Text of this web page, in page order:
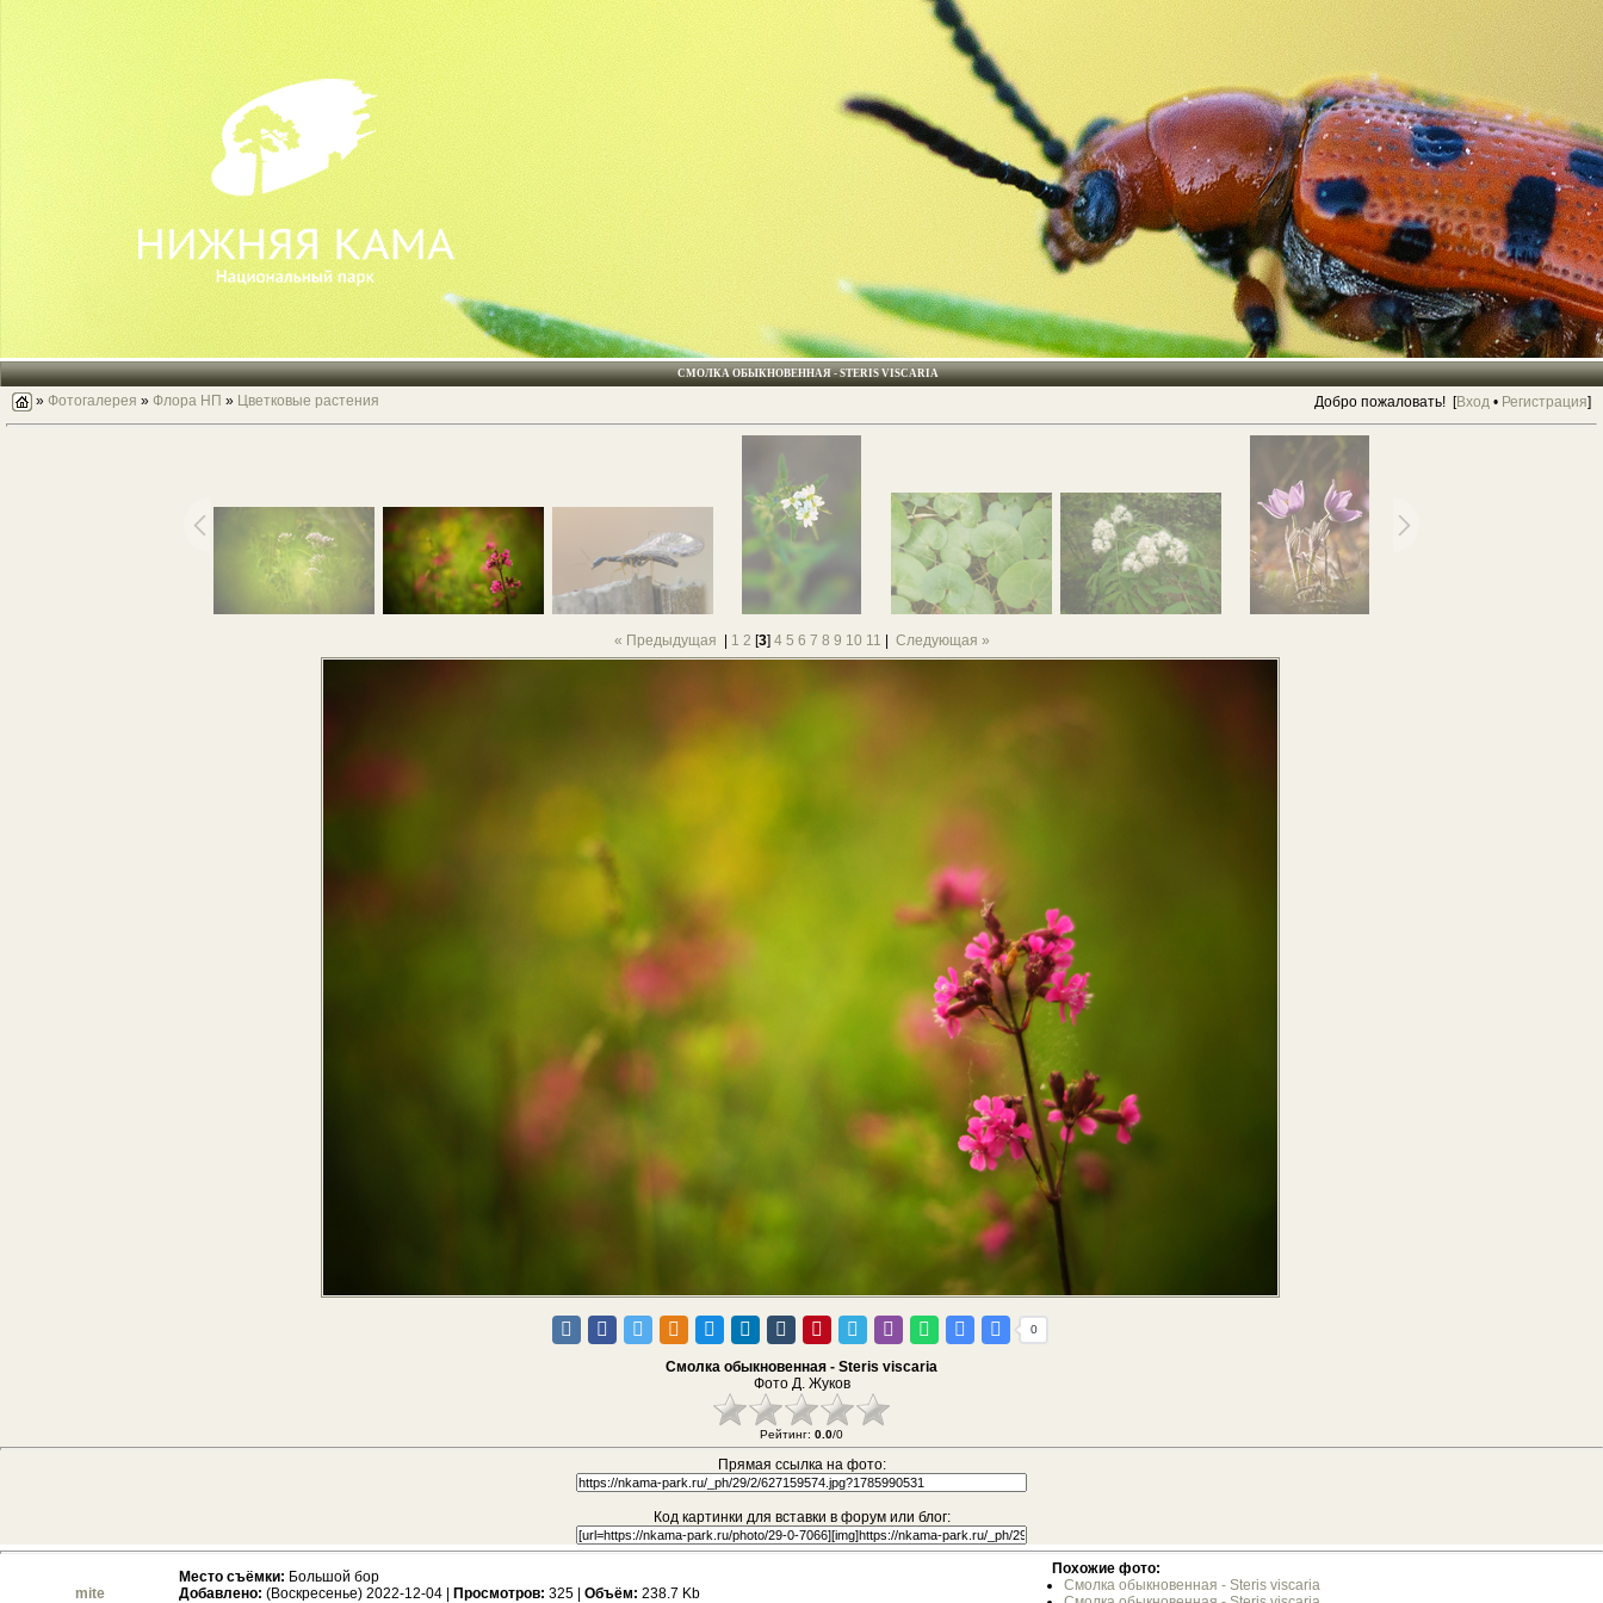
СМОЛКА ОБЫКНОВЕННАЯ - STERIS VISCARIA
» Фотогалерея » Флора НП » Цветковые растения Добро пожаловать! [Вход • Регистрация]
« Предыдущая 1 2 [3] 4 5 6 7 8 9 10 11 Следующая »
0
Смолка обыкновенная - Steris viscaria
Фото Д. Жуков
Рейтинг: 0.0/0
Прямая ссылка на фото:
Код картинки для вставки в форум или блог:
mite
Место съёмки: Большой бор
Добавлено: (Воскресенье) 2022-12-04 | Просмотров: 325 | Объём: 238.7 Kb
Похожие фото:
Смолка обыкновенная - Steris viscaria